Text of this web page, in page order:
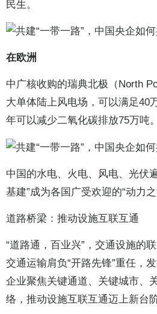
民生。
在欧洲
中广核收购的瑞典北极（North
大单体陆上风电场，可以满足40
年可以减少二氧化碳排放75万吨。
中国的水电、火电、风电、光伏
基建”成为各国广受欢迎的“动力之
道路桥梁：推动设施互联互通
“道路通，百业兴”，交通设施的
交通运输肩负“开路先锋”重任，
企业聚焦关键通道、关键城市、
络，推动设施互联互通迈上新台阶